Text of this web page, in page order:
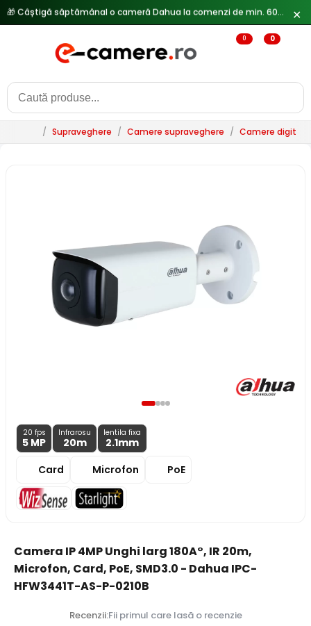
🔥 Reduceri de pana la 25% doar in luna iulie → Vezi ofertele ✕
0 0
/ Supraveghere / Camere supraveghere / Camere digitale
20 fps
5 MP
Infrarosu
20m
lentila fixa
2.1mm
Card
Microfon PoE
Camera IP 4MP Unghi larg 180A°, IR 20m,
Microfon, Card, PoE, SMD3.0 - Dahua IPC-
HFW3441T-AS-P-0210B
Recenzii:Fii primul care lasă o recenzie